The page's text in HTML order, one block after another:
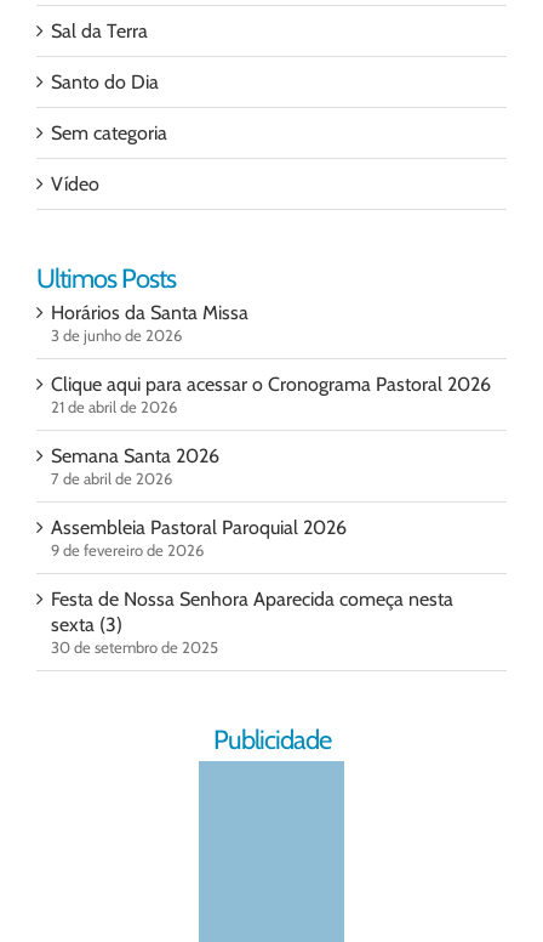
Sal da Terra
Santo do Dia
Sem categoria
Vídeo
Ultimos Posts
Horários da Santa Missa
3 de junho de 2026
Clique aqui para acessar o Cronograma Pastoral 2026
21 de abril de 2026
Semana Santa 2026
7 de abril de 2026
Assembleia Pastoral Paroquial 2026
9 de fevereiro de 2026
Festa de Nossa Senhora Aparecida começa nesta
sexta (3)
30 de setembro de 2025
Publicidade